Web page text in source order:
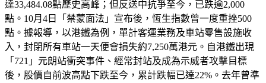
達33,484.08點歷史高峰；但反送中抗爭至今，已跌逾2,000
點。10月4日「禁蒙面法」宣布後，恆生指數曾一度重挫500
點。據報導，以港鐵為例，單計客運業務及車站零售設施收
入，封閉所有車站一天便會損失約7,250萬港元。自港鐵出現
「721」元朗站衝突事件、經常封站及成為示威者攻擊目標
後，股價自前波高點下跌至今，累計跌幅已達22%。去年曾準